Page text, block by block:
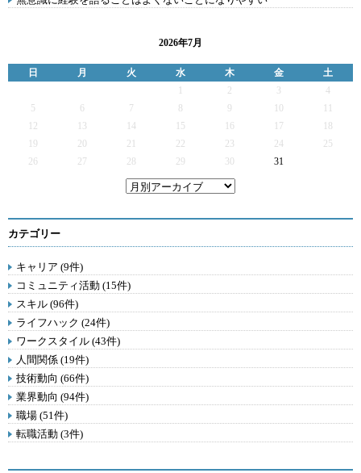
2026年7月
日 月 火 水 木 金
土
2 3
4
5
6 7 9
12
13 14 15 16 17
19
20 21 22 23 24
25
26
27 28 29 30 31
カテゴリー
キャリア (9件)
コミュニティ活動 (15件)
スキル (96件)
ライフハック (24件)
ワークスタイル (43件)
人間関係 (19件)
技術動向 (66件)
業界動向 (94件)
職場 (51件)
転職活動 (3件)